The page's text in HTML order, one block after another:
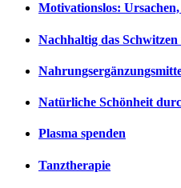
Motivationslos:
Nachhaltig das
Natürliche Schönheit
Plasma spenden
Tanztherapie